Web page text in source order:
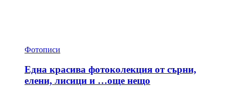
Фотописи
Една красива фотоколекция от сърни,
елени, лисици и …още нещо